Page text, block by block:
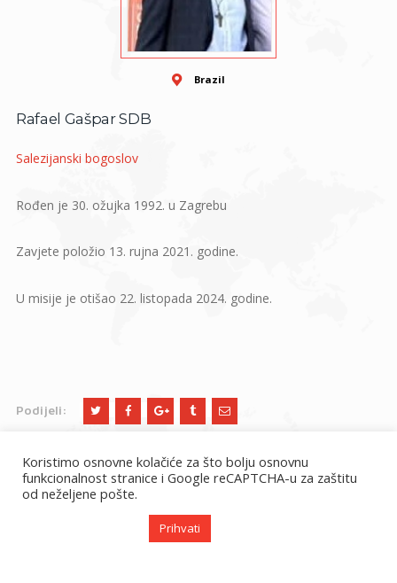
Brazil
Rafael Gašpar SDB
Salezijanski bogoslov
Rođen je 30. ožujka 1992. u Zagrebu
Zavjete položio 13. rujna 2021. godine.
U misije je otišao 22. listopada 2024. godine.
Podijeli:
Koristimo osnovne kolačiće za što bolju osnovnu
funkcionalnost stranice i Google reCAPTCHA-u za zaštitu
od neželjene pošte.
Prihvati